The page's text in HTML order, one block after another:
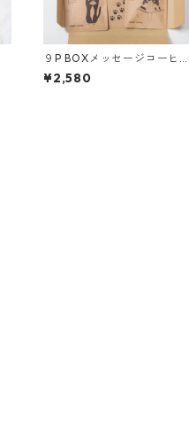
９P BOXメッセージコーヒ
ーギフト｜送料無料・税込
【ポスト投函】ドリップバ
¥2,580